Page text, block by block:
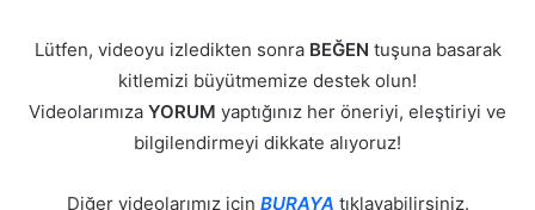
Lütfen, videoyu izledikten sonra BEĞEN tuşuna basarak
kitlemizi büyütmemize destek olun!
Videolarımıza YORUM yaptığınız her öneriyi, eleştiriyi ve
bilgilendirmeyi dikkate alıyoruz!
Diğer videolarımız için BURAYA tıklayabilirsiniz.​